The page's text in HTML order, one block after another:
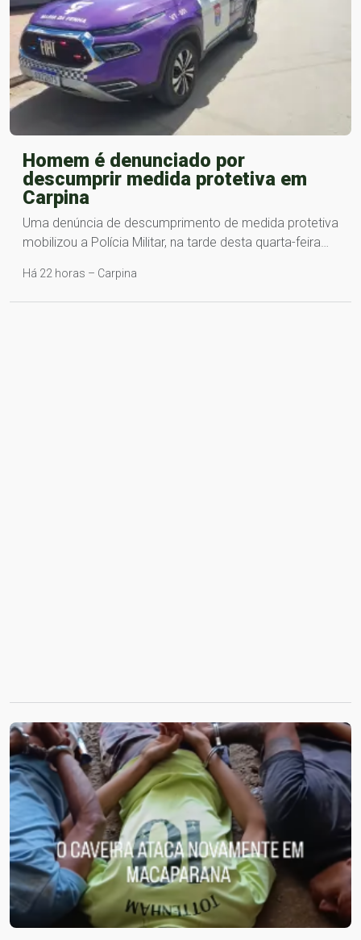
Homem é denunciado por
descumprir medida protetiva em
Carpina
Uma denúncia de descumprimento de medida protetiva
mobilizou a Polícia Militar, na tarde desta quarta-feira…
Há 22 horas – Carpina